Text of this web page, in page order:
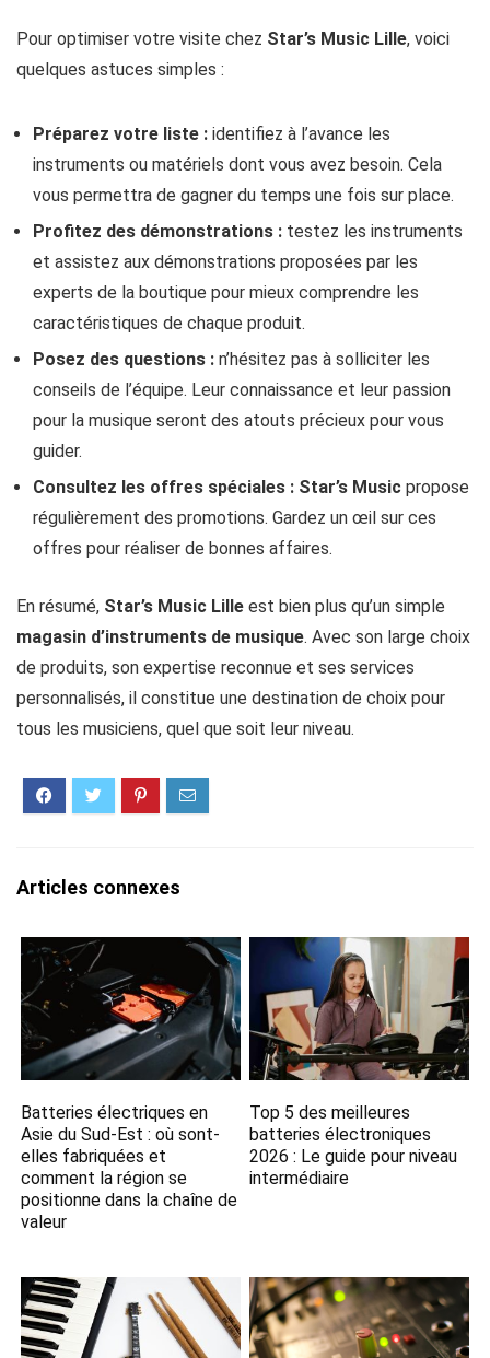
Pour optimiser votre visite chez Star’s Music Lille, voici
quelques astuces simples :
Préparez votre liste : identifiez à l’avance les
instruments ou matériels dont vous avez besoin. Cela
vous permettra de gagner du temps une fois sur place.
Profitez des démonstrations : testez les instruments
et assistez aux démonstrations proposées par les
experts de la boutique pour mieux comprendre les
caractéristiques de chaque produit.
Posez des questions : n’hésitez pas à solliciter les
conseils de l’équipe. Leur connaissance et leur passion
pour la musique seront des atouts précieux pour vous
guider.
Consultez les offres spéciales : Star’s Music propose
régulièrement des promotions. Gardez un œil sur ces
offres pour réaliser de bonnes affaires.
En résumé, Star’s Music Lille est bien plus qu’un simple
magasin d’instruments de musique. Avec son large choix
de produits, son expertise reconnue et ses services
personnalisés, il constitue une destination de choix pour
tous les musiciens, quel que soit leur niveau.
Articles connexes
Batteries électriques en
Asie du Sud-Est : où sont-
elles fabriquées et
comment la région se
positionne dans la chaîne de
valeur
Top 5 des meilleures
batteries électroniques
2026 : Le guide pour niveau
intermédiaire